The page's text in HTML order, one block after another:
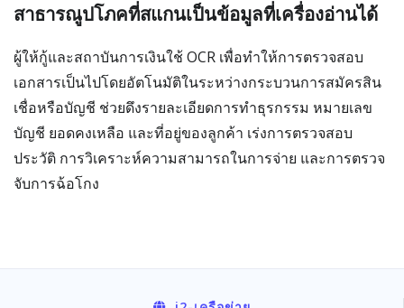
สาธารณูปโภคที่สแกนเป็นข้อมูลที่เครื่องอ่านได้
ผู้ให้กู้และสถาบันการเงินใช้ OCR เพื่อทำให้การตรวจสอบ
เอกสารเป็นไปโดยอัตโนมัติในระหว่างกระบวนการสมัครสิน
เชื่อหรือบัญชี ช่วยดึงรายละเอียดการทำธุรกรรม หมายเลข
บัญชี ยอดคงเหลือ และที่อยู่ของลูกค้า เร่งการตรวจสอบ
ประวัติ การวิเคราะห์ความสามารถในการจ่าย และการตรวจ
จับการฉ้อโกง